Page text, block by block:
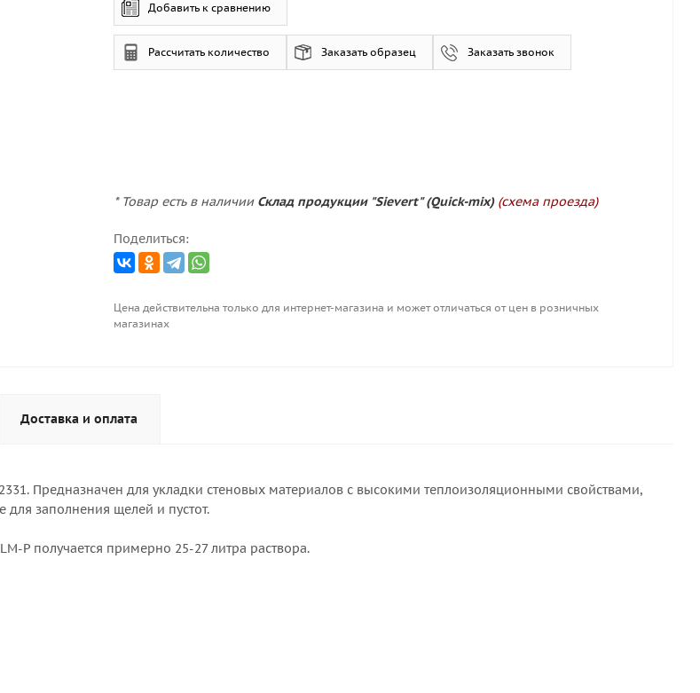
Добавить к сравнению
Рассчитать количество Заказать образец Заказать звонок
* Товар есть в наличии Склад продукции "Sievert" (Quick-mix) (схема проезда)
Поделиться:
Цена действительна только для интернет-магазина и может отличаться от цен в розничных
магазинах
Доставка и оплата
Предназначен для укладки стеновых материалов с высокими теплоизоляционными свойствами,
для заполнения щелей и пустот.
Р получается примерно 25-27 литра раствора.